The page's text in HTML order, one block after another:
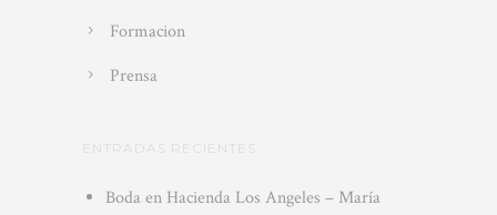
Formacion
Prensa
Boda en Hacienda Los Angeles – María